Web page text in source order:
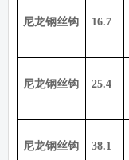
尼龙钢丝钩 16.7
尼龙钢丝钩 25.4
尼龙钢丝钩 38.1